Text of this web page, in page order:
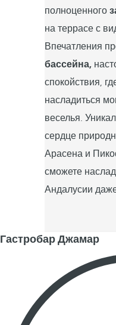
полноценного
на террасе с
Впечатления
бассейна,
спокойствия,
насладиться
веселья.
сердце
Арасена и
сможете
Андалусии
Гастробар Джамар